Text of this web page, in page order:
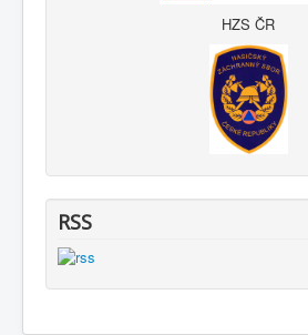
HZS ČR
RSS